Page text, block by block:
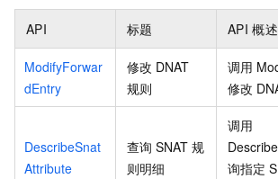
API 标题 API 概述
ModifyForwar
dEntry
修改 DNAT
规则
调用
修改
DescribeSnat
Attribute
查询 SNAT 规
则明细
调用
询指定